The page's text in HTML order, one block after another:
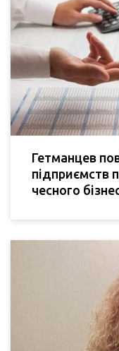
Гетманцев
підприємств
чесного